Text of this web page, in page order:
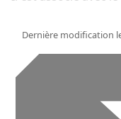
Dernière modification